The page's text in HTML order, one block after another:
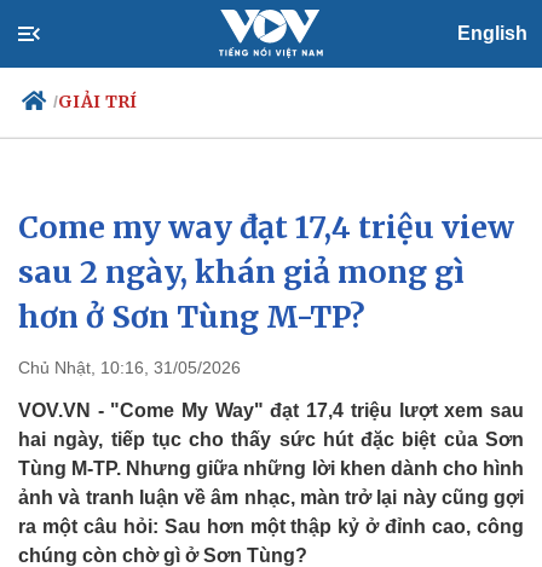
English
/GIẢI TRÍ
Chính trị
Tổ chức nhân sự
Quốc hội
Xã hội
Tin 24h
Dự báo thời tiết
Giáo dục
Come my way đạt 17,4 triệu view
sau 2 ngày, khán giả mong gì
hơn ở Sơn Tùng M-TP?
Chủ Nhật, 10:16, 31/05/2026
VOV.VN - "Come My Way" đạt 17,4 triệu lượt xem sau
hai ngày, tiếp tục cho thấy sức hút đặc biệt của Sơn
Tùng M-TP. Nhưng giữa những lời khen dành cho hình
ảnh và tranh luận về âm nhạc, màn trở lại này cũng gợi
ra một câu hỏi: Sau hơn một thập kỷ ở đỉnh cao, công
chúng còn chờ gì ở Sơn Tùng?